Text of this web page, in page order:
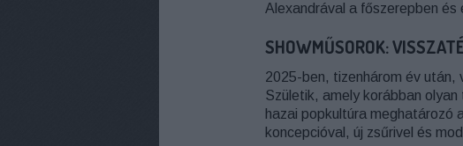
Alexandrával a főszerepben és
SHOWMŰSOROK:
2025-ben, tizenhárom év után,
Születik, amely korábban
hazai popkultúra meghatározó
koncepcióval, új zsűrivel és